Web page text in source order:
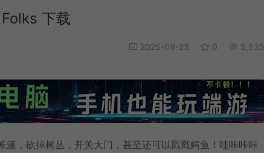
下载
2025-09-23 0 5,535
，砍掉树丛，开关大门，甚至还可以戳戳鳄鱼！哇咔咔咔